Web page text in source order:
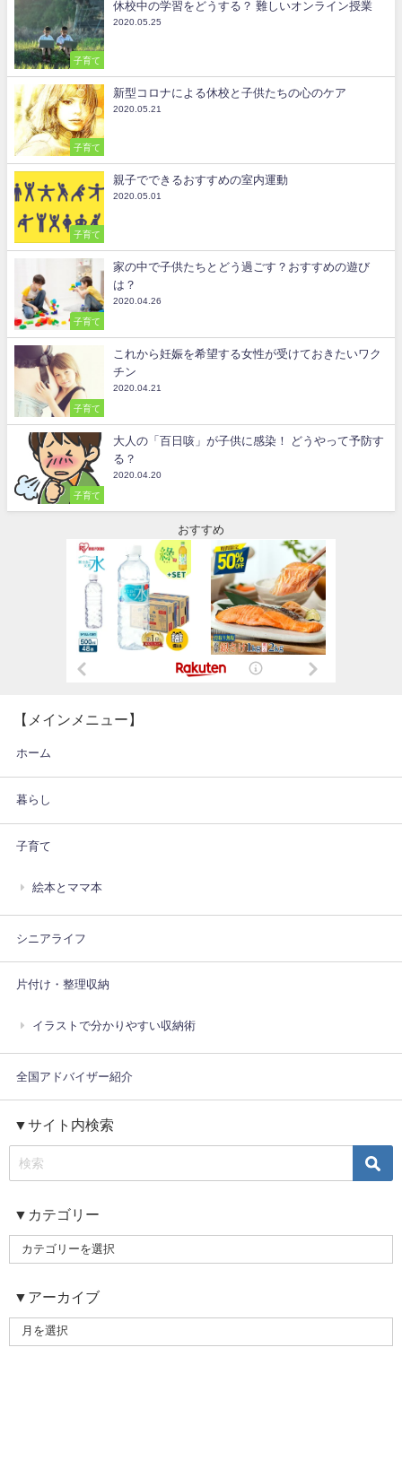
子育て
休校中の学習をどうする？ 難しいオンライン授業
2020.05.25
子育て
新型コロナによる休校と子供たちの心のケア
2020.05.21
子育て
親子でできるおすすめの室内運動
2020.05.01
子育て
家の中で子供たちとどう過ごす？おすすめの遊び
は？
2020.04.26
子育て
これから妊娠を希望する女性が受けておきたいワク
チン
2020.04.21
子育て
大人の「百日咳」が子供に感染！ どうやって予防す
る？
2020.04.20
おすすめ
【メインメニュー】
ホーム
暮らし
子育て
絵本とママ本
シニアライフ
片付け・整理収納
イラストで分かりやすい収納術
全国アドバイザー紹介
▼サイト内検索
▼カテゴリー
▼アーカイブ